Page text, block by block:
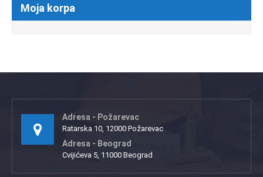
Moja korpa
Adresa - Požarevac
Ratarska 10, 12000 Požarevac
Adresa - Beograd
Cvijićeva 5, 11000 Beograd